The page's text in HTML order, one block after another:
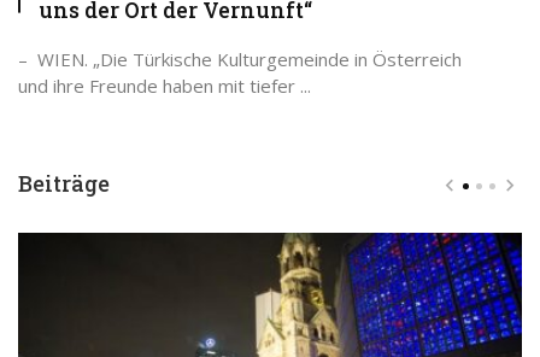
uns der Ort der Vernunft“
– WIEN. „Die Türkische Kulturgemeinde in Österreich
und ihre Freunde haben mit tiefer ...
Beiträge